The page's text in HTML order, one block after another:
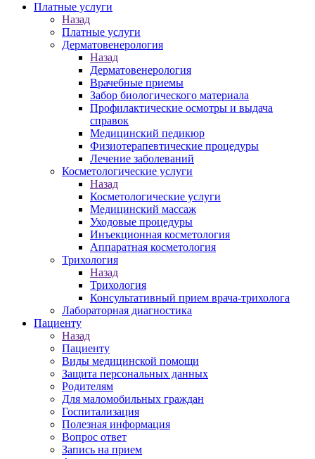
Платные услуги
Назад
Платные услуги
Дерматовенерология
Назад
Дерматовенерология
Врачебные приемы
Забор биологического материала
Профилактические осмотры и выдача
справок
Медицинский педикюр
Физиотерапевтические процедуры
Лечение заболеваний
Косметологические услуги
Назад
Косметологические услуги
Медицинский массаж
Уходовые процедуры
Инъекционная косметология
Аппаратная косметология
Трихология
Назад
Трихология
Консультативный прием врача-трихолога
Лабораторная диагностика
Пациенту
Назад
Пациенту
Виды медицинской помощи
Защита персональных данных
Родителям
Для маломобильных граждан
Госпитализация
Полезная информация
Вопрос ответ
Запись на прием